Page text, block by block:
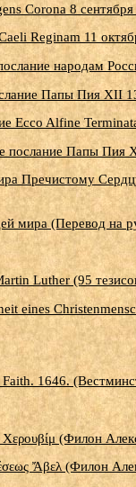
Corona 8
Reginam 11
народам
Папы Пия XII
Ecco Alfine
послание Папы Пия
Пречистому
мира (Перевод на
Luther (95
eines
1646.
Χερουβίμ (Филон
Ἄβελ (Филон